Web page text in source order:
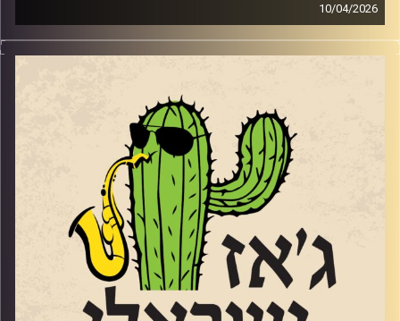
10/04/2026
מנחם זיבצנר,
ליצור, לנגן ולהופיע במגוון ז'אנרים וסגנונות. הוא היה (ועדיין)
חלק מהרכב הג'ז האלמותי "מינואט" שממשיך להופיע גם
התחיל להוביל טריו משלו. מנחם הגיע לאולפן עם אלבום
הבכורה של הטריו"
PULSE
"
וגם עם קטעים מהאלבום החדש שייצא השנה. אלבום
שהוקדש ל 7.10.
מי שרוצה להקשיב ולראות אותו מנגן, יכול להגיע בתאריך
לאפריל לסלון המדרגות 23 בירושלים.